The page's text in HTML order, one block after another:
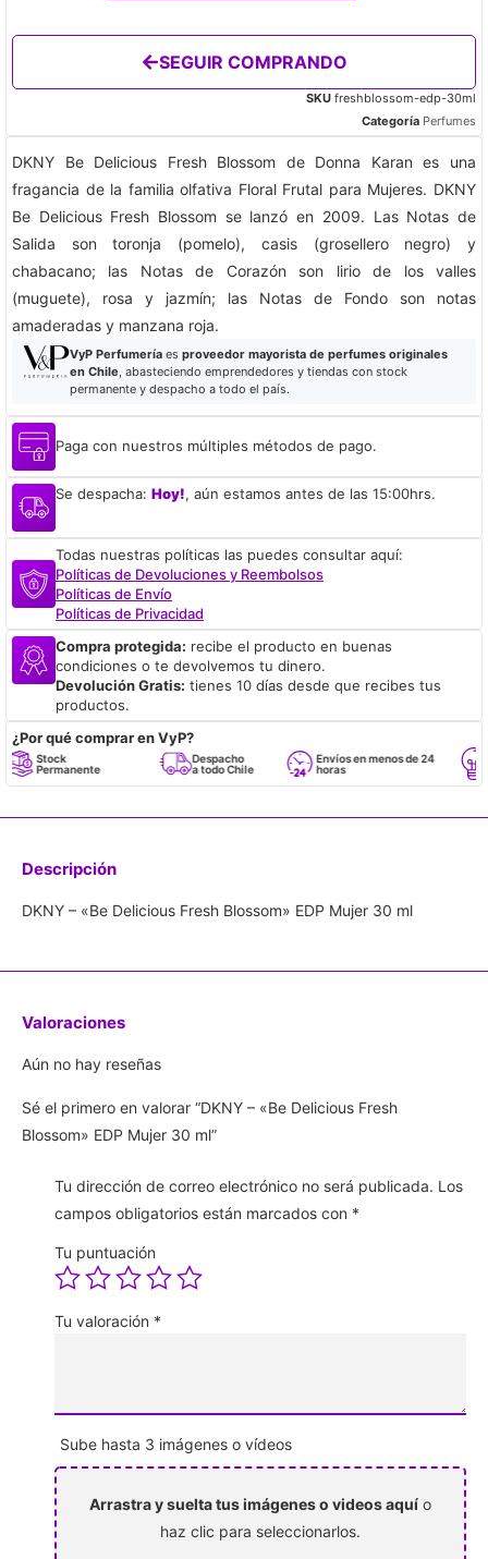
SEGUIR COMPRANDO
SKU freshblossom-edp-30ml
Categoría Perfumes
DKNY Be Delicious Fresh Blossom de Donna Karan es una
fragancia de la familia olfativa Floral Frutal para Mujeres. DKNY
Be Delicious Fresh Blossom se lanzó en 2009. Las Notas de
Salida son toronja (pomelo), casis (grosellero negro) y
chabacano; las Notas de Corazón son lirio de los valles
(muguete), rosa y jazmín; las Notas de Fondo son notas
amaderadas y manzana roja.
VyP Perfumeríaes proveedor mayorista de perfumes originales
en Chile, abasteciendo emprendedores y tiendas con stock
permanente y despacho a todo el país.
Paga con nuestros múltiples métodos de pago.
Se despacha: Hoy!, aún estamos antes de las 15:00hrs.
Todas nuestras políticas las puedes consultar aquí:
Políticas de Devoluciones y Reembolsos
Políticas de Envío
Políticas de Privacidad
Compra protegida: recibe el producto en buenas
condiciones o te devolvemos tu dinero.
Devolución Gratis: tienes 10 días desde que recibes tus
productos.
¿Por qué comprar en VyP?
Stock
Permanente
Despacho
a todo Chile
Envíos en menos de 24
horas
Descripción
DKNY – «Be Delicious Fresh Blossom» EDP Mujer 30 ml
Valoraciones
Aún no hay reseñas
Sé el primero en valorar “DKNY – «Be Delicious Fresh
Blossom» EDP Mujer 30 ml”
Tu dirección de correo electrónico no será publicada. Los
campos obligatorios están marcados con *
Tu puntuación
Tu valoración *
Sube hasta 3 imágenes o vídeos
Arrastra y suelta tus imágenes o videos aquí o
haz clic para seleccionarlos.